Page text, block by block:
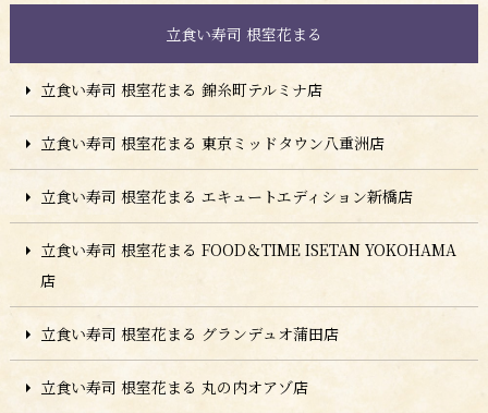
立食い寿司 根室花まる
立食い寿司 根室花まる 錦糸町テルミナ店
立食い寿司 根室花まる 東京ミッドタウン八重洲店
立食い寿司 根室花まる エキュートエディション新橋店
立食い寿司 根室花まる FOOD＆TIME ISETAN YOKOHAMA
店
立食い寿司 根室花まる グランデュオ蒲田店
立食い寿司 根室花まる 丸の内オアゾ店